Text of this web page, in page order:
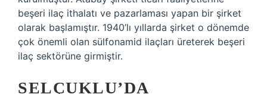
beşeri ilaç ithalatı ve pazarlaması yapan bir şirket
olarak başlamıştır. 1940’lı yıllarda şirket o dönemde
çok önemli olan sülfonamid ilaçları üreterek beşeri
ilaç sektörüne girmiştir.
SELÇUKLU’DA